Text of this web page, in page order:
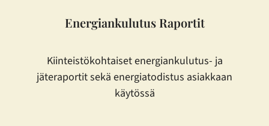
Energiankulutus Raportit
Kiinteistökohtaiset energiankulutus- ja
jäteraportit sekä energiatodistus asiakkaan
käytössä